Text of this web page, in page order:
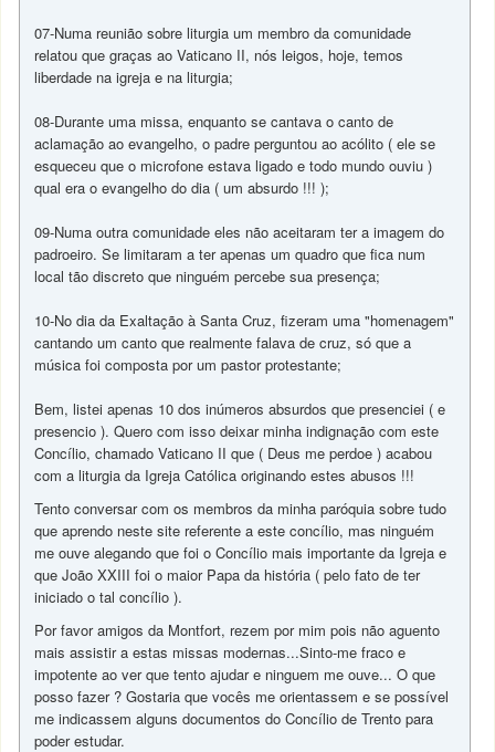
07-Numa reunião sobre liturgia um membro da comunidade
relatou que graças ao Vaticano II, nós leigos, hoje, temos
liberdade na igreja e na liturgia;
08-Durante uma missa, enquanto se cantava o canto de
aclamação ao evangelho, o padre perguntou ao acólito ( ele se
esqueceu que o microfone estava ligado e todo mundo ouviu )
qual era o evangelho do dia ( um absurdo !!! );
09-Numa outra comunidade eles não aceitaram ter a imagem do
padroeiro. Se limitaram a ter apenas um quadro que fica num
local tão discreto que ninguém percebe sua presença;
10-No dia da Exaltação à Santa Cruz, fizeram uma "homenagem"
cantando um canto que realmente falava de cruz, só que a
música foi composta por um pastor protestante;
Bem, listei apenas 10 dos inúmeros absurdos que presenciei ( e
presencio ). Quero com isso deixar minha indignação com este
Concílio, chamado Vaticano II que ( Deus me perdoe ) acabou
com a liturgia da Igreja Católica originando estes abusos !!!
Tento conversar com os membros da minha paróquia sobre tudo
que aprendo neste site referente a este concílio, mas ninguém
me ouve alegando que foi o Concílio mais importante da Igreja e
que João XXIII foi o maior Papa da história ( pelo fato de ter
iniciado o tal concílio ).
Por favor amigos da Montfort, rezem por mim pois não aguento
mais assistir a estas missas modernas...Sinto-me fraco e
impotente ao ver que tento ajudar e ninguem me ouve... O que
posso fazer ? Gostaria que vocês me orientassem e se possível
me indicassem alguns documentos do Concílio de Trento para
poder estudar.